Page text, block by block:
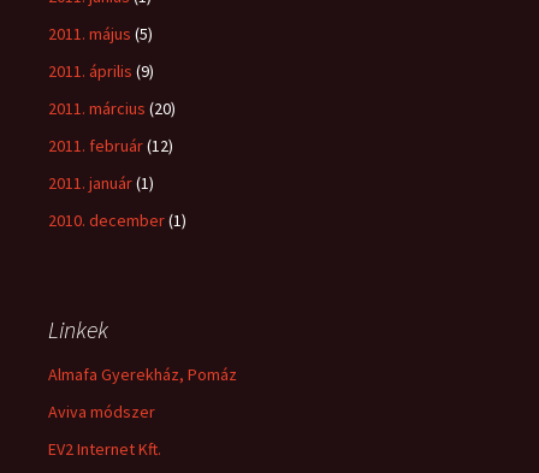
2011. május (5)
2011. április (9)
2011. március (20)
2011. február(12)
2011. január(1)
2010. december(1)
Linkek
Almafa Gyerekház, Pomáz
Aviva módszer
EV2 Internet Kft.